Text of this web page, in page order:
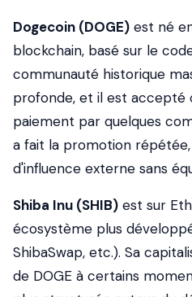
Dogecoin (DOGE) est né
blockchain, basé sur le
communauté historique
profonde, et il est accepté
paiement par quelques
a fait la promotion
d'influence externe sans
Shiba Inu (SHIB) est sur
écosystème plus
ShibaSwap, etc.). Sa
de DOGE à certains